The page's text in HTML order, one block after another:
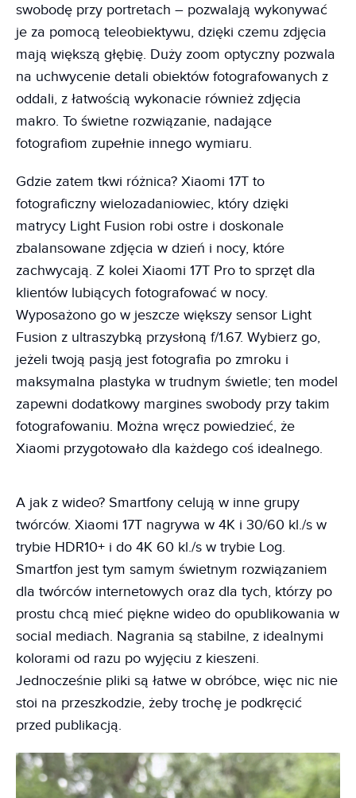
swobodę przy portretach – pozwalają wykonywać
je za pomocą teleobiektywu, dzięki czemu zdjęcia
mają większą głębię. Duży zoom optyczny pozwala
na uchwycenie detali obiektów fotografowanych z
oddali, z łatwością wykonacie również zdjęcia
makro. To świetne rozwiązanie, nadające
fotografiom zupełnie innego wymiaru.
Gdzie zatem tkwi różnica? Xiaomi 17T to
fotograficzny wielozadaniowiec, który dzięki
matrycy Light Fusion robi ostre i doskonale
zbalansowane zdjęcia w dzień i nocy, które
zachwycają. Z kolei Xiaomi 17T Pro to sprzęt dla
klientów lubiących fotografować w nocy.
Wyposażono go w jeszcze większy sensor Light
Fusion z ultraszybką przysłoną f/1.67. Wybierz go,
jeżeli twoją pasją jest fotografia po zmroku i
maksymalna plastyka w trudnym świetle; ten model
zapewni dodatkowy margines swobody przy takim
fotografowaniu. Można wręcz powiedzieć, że
Xiaomi przygotowało dla każdego coś idealnego.
A jak z wideo? Smartfony celują w inne grupy
twórców. Xiaomi 17T nagrywa w 4K i 30/60 kl./s w
trybie HDR10+ i do 4K 60 kl./s w trybie Log.
Smartfon jest tym samym świetnym rozwiązaniem
dla twórców internetowych oraz dla tych, którzy po
prostu chcą mieć piękne wideo do opublikowania w
social mediach. Nagrania są stabilne, z idealnymi
kolorami od razu po wyjęciu z kieszeni.
Jednocześnie pliki są łatwe w obróbce, więc nic nie
stoi na przeszkodzie, żeby trochę je podkręcić
przed publikacją.